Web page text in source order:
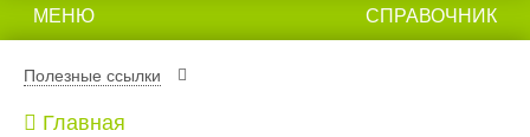
МЕНЮ СПРАВОЧНИК
Полезные ссылки
Главная